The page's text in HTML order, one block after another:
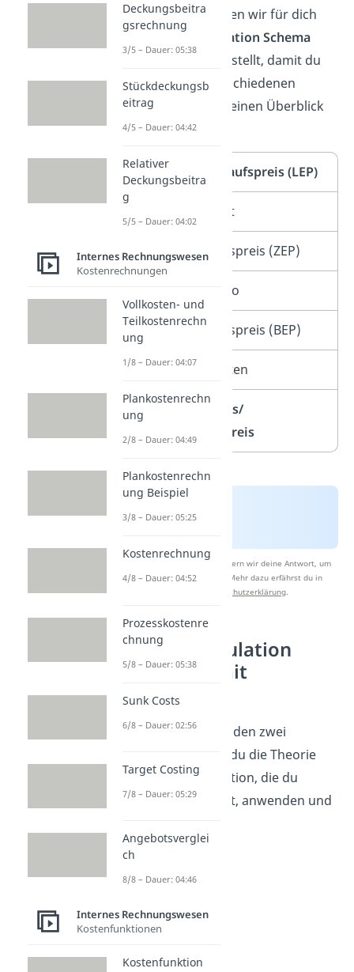
Im Folgenden haben wir für dich
das
Bezugskalkulation Schema
anschaulich dargestellt, damit du
selbst bei den verschiedenen
Preisarten immer einen Überblick
behältst.
Listeneinkaufspreis (LEP)
Lieferrabatt
= Zieleinkaufspreis (ZEP)
Lieferskonto
= Bareinkaufspreis (BEP)
+ Bezugskosten
=
Bezugspreis/
Einstandspreis
Nach Beantwortung speichern wir deine Antwort, um
Studyflix zu verbessern. Mehr dazu erfährst du in
Datenschutzerklärung
Bezugskalkulation
Aufgaben mit
Lösungen
Mithilfe der folgenden zwei
Beispielen kannst du die Theorie
zur Bezugskalkulation, die du
bisher gelernt hast, anwenden und
Deckungsbeitra
gsrechnung
3/5 – Dauer: 05:38
Stückdeckungsb
eitrag
4/5 – Dauer: 04:42
Relativer
Deckungsbeitra
g
5/5 – Dauer: 04:02
Internes Rechnungswesen
Kostenrechnungen
Vollkosten- und
Teilkostenrechn
ung
1/8 – Dauer: 04:07
Plankostenrechn
ung
2/8 – Dauer: 04:49
Plankostenrechn
ung Beispiel
3/8 – Dauer: 05:25
Kostenrechnung
4/8 – Dauer: 04:52
Prozesskostenre
chnung
5/8 – Dauer: 05:38
Sunk Costs
6/8 – Dauer: 02:56
Target Costing
7/8 – Dauer: 05:29
Angebotsverglei
ch
8/8 – Dauer: 04:46
Internes Rechnungswesen
Kostenfunktionen
Kostenfunktion